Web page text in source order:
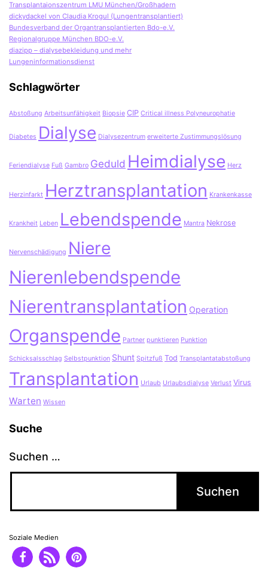
Transplantaionszentrum LMU München/Großhadern
dickydackel von Claudia Krogul (Lungentransplantiert)
Bundesverband der Organtransplantierten Bdo-e.V.
Regionalgruppe München BDO-e.V.
diazipp – dialysebekleidung und mehr
Lungeninformationsdienst
Schlagwörter
Abstoßung Arbeitsunfähigkeit Biopsie CIP Critical illness Polyneurophatie
Diabetes Dialyse Dialysezentrum erweiterte Zustimmungslösung
Feriendialyse Fuß Gambro Geduld Heimdialyse Herz
Herzinfarkt Herztransplantation Krankenkasse
Krankheit Leben Lebendspende Mantra Nekrose
Nervenschädigung Niere
Nierenlebendspende
Nierentransplantation Operation
Organspende Partner punktieren Punktion
Schicksalsschlag Selbstpunktion Shunt Spitzfuß Tod Transplantatabstoßung
Transplantation Urlaub Urlaubsdialyse Verlust Virus
Warten Wissen
Suche
Suchen …
Soziale Medien